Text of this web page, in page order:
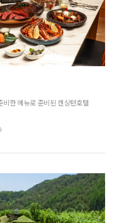
비한 메뉴로 준비된 켄싱턴호텔